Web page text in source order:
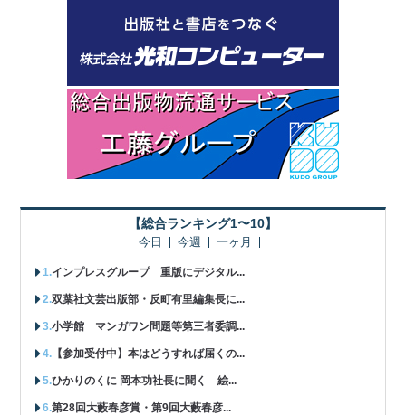
【総合ランキング1〜10】
今日 今週 一ヶ月
インプレスグループ 重版にデジタル...
双葉社文芸出版部・反町有里編集長に...
小学館 マンガワン問題等第三者委調...
【参加受付中】本はどうすれば届くの...
ひかりのくに 岡本功社長に聞く 絵...
第28回大藪春彦賞・第9回大藪春彦...